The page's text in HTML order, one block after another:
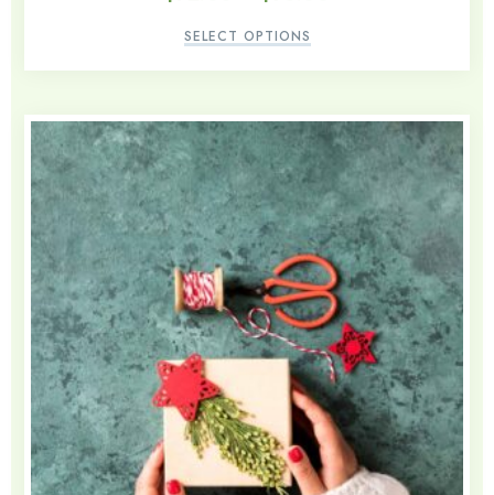
SELECT OPTIONS